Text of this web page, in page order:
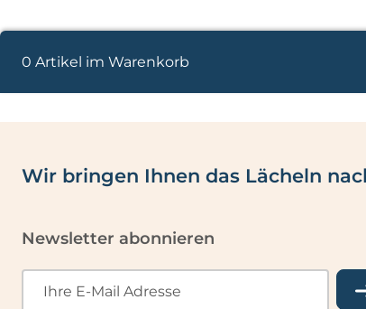
0 Artikel im Warenkorb
Wir bringen Ihnen das Lächeln
Newsletter abonnieren
Ihre E-Mail Adresse